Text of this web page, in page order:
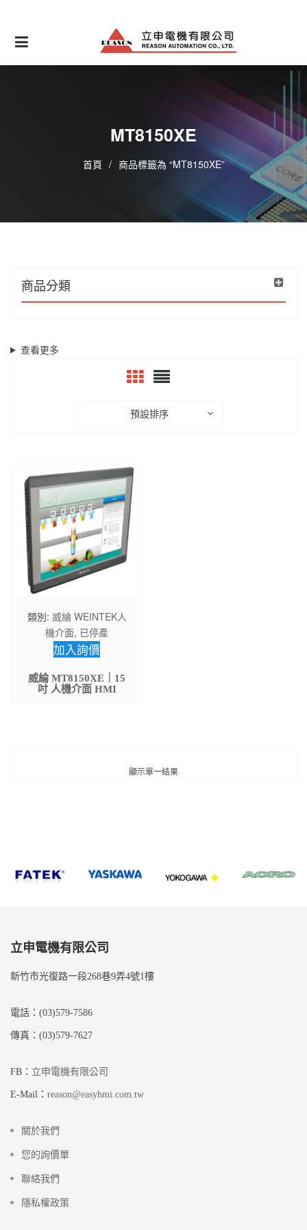
content
MT8150XE
首頁 / 商品標籤為 “MT8150XE”
商品分類
查看更多
預設排序
類別: 威綸 WEINTEK人
機介面, 已停產
加入詢價
威綸 MT8150XE｜15
吋 人機介面 HMI
顯示單一結果
立申電機有限公司
新竹市光復路一段268巷9弄4號1樓
電話：(03)579-7586
傳真：(03)579-7627
FB： 立申電機有限公司
E-Mail： reason@easyhmi.com.tw
關於我們
您的詢價單
聯絡我們
隱私權政策